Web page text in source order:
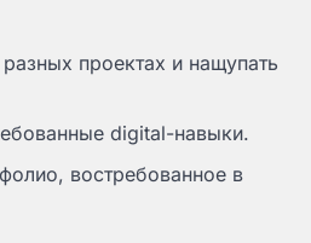
проектах и нащупать
digital-навыки.
востребованное в